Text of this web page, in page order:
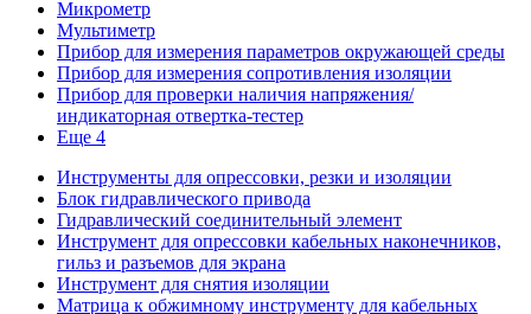
Микрометр
Мультиметр
Прибор для измерения параметров окружающей среды
Прибор для измерения сопротивления изоляции
Прибор для проверки наличия напряжения/
индикаторная отвертка-тестер
Еще 4
Инструменты для опрессовки, резки и изоляции
Блок гидравлического привода
Гидравлический соединительный элемент
Инструмент для опрессовки кабельных наконечников,
гильз и разъемов для экрана
Инструмент для снятия изоляции
Матрица к обжимному инструменту для кабельных